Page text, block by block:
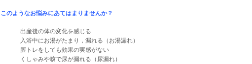
このようなお悩みにあてはまりませんか？
出産後の体の変化を感じる
入浴中にお湯がたまり，漏れる（お湯漏れ）
膣トレをしても効果の実感がない
くしゃみや咳で尿が漏れる（尿漏れ）